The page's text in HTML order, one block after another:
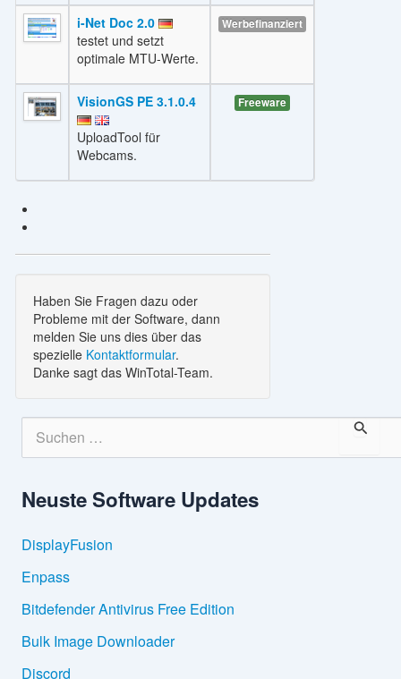
i-Net Doc 2.0
testet und setzt
optimale MTU-Werte.
Werbefinanziert
VisionGS PE 3.1.0.4
UploadTool für
Webcams.
Freeware
Haben Sie Fragen dazu oder
Probleme mit der Software, dann
melden Sie uns dies über das
spezielle Kontaktformular.
Danke sagt das WinTotal-Team.
c
e
a
c
h
:
Neuste Software Updates
DisplayFusion
Enpass
Bitdefender Antivirus Free Edition
Bulk Image Downloader
Discord